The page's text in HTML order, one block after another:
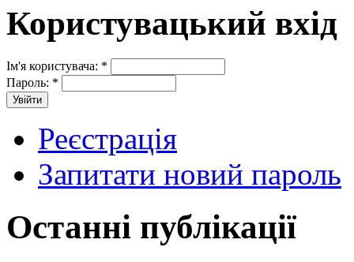
Користувацький вхід
Ім'я користувача: *
Пароль: *
Реєстрація
Запитати новий пароль
Останні публікації